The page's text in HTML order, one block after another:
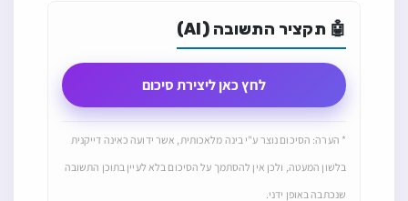
🤖 תקציר התשובה (AI)
לחץ כאן ליצירת סיכום
* הערה: הסיכום נוצר ע"י בינה מלאכותית, אשר ידועה כאינה דייקנית
בלשון המעטה, ולכן אין להסתמך על הסיכום בלא לעיין בתוכן התשובה
שנכתבה באופן ידני.